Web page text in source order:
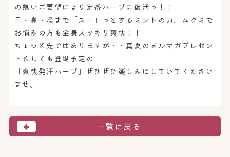
の熱いご要望により定番ハーブに復活っ！！
目・鼻・喉まで「スー」っとするミントの力。ムクミで
お悩みの方も全身スッキリ爽快！！
ちょっと先ではありますが・・真夏のメルマガプレゼン
トとしても登場予定の
「爽快発汗ハーブ」ぜひぜひ楽しみにしていてください
ませ。
一覧に戻る